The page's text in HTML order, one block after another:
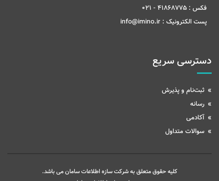
فکس : 41868775 - 021
پست الکترونیک : info@imino.ir
دسترسی سریع
ثبت‌نام و پذیرش
رسانه
آکادمی
سوالات متداول
کلیه حقوق متعلق به شرکت سازه اطلاعات سامان می باشد.